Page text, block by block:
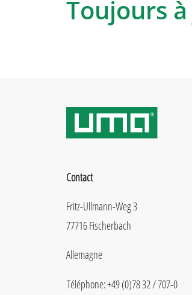
Toujours
Contact
Fritz-Ullmann-Weg 3
77716 Fischerbach
Allemagne
Téléphone:+49 (0)78 32 / 707-0